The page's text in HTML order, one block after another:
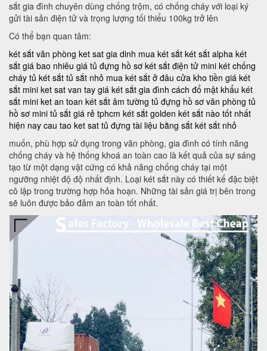
sắt gia đình chuyên dùng chống trộm, có chống cháy với loại ký
gửi tài sản điện tử và trọng lượng tối thiểu 100kg trở lên
Có thể bạn quan tâm:
két sắt văn phòng ket sat gia dinh mua két sắt két sắt alpha két
sắt giá bao nhiêu giá tủ đựng hồ sơ két sắt điện tử mini két chống
cháy tủ két sắt tủ sắt nhỏ mua két sắt ở đâu cửa kho tiền giá két
sắt mini ket sat van tay giá két sắt gia đình cách đổ mật khẩu két
sắt mini ket an toan két sắt âm tường tủ đựng hồ sơ văn phòng tủ
hồ sơ mini tủ sắt giá rẻ tphcm két sắt golden két sắt nào tốt nhất
hiện nay cau tao ket sat tủ đựng tài liệu bằng sắt két sắt nhỏ
muốn, phù hợp sử dụng trong văn phòng, gia đình có tính năng
chống cháy và hệ thống khoá an toàn cao là kết quả của sự sáng
tạo từ một dạng vật cứng có khả năng chống cháy tại một
ngưỡng nhiệt độ độ nhất định. Loại két sắt này có thiết kế đặc biệt
cô lập trong trường hợp hỏa hoạn. Những tài sản giá trị bên trong
sẽ luôn được bảo đảm an toàn tốt nhất.